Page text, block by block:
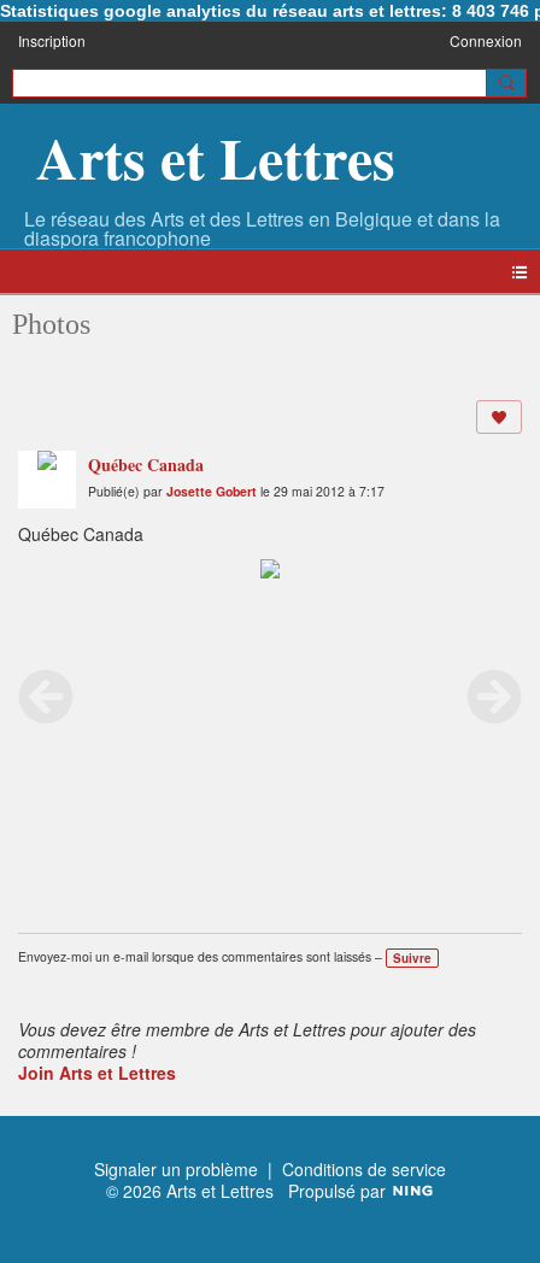
Statistiques google analytics du réseau arts et lettres: 8 403 746
Inscription Connexion
Arts et Lettres
Photos
Québec Canada
Publié(e) par Josette Gobert le 29 mai 2012 à 7:17
Québec Canada
Envoyez-moi un e-mail lorsque des commentaires sont laissés – Suivre
Vous devez être membre de Arts et Lettres pour ajouter des
commentaires !
Join Arts et Lettres
Signaler un problème | Conditions de service
© 2026 Arts et Lettres Propulsé par